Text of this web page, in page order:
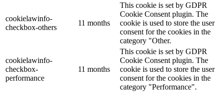
cookielawinfo-
checkbox-others
11 months
This cookie is set by GDPR
Cookie Consent plugin. The
cookie is used to store the user
consent for the cookies in the
category "Other.
cookielawinfo-
checkbox-
performance
11 months
This cookie is set by GDPR
Cookie Consent plugin. The
cookie is used to store the user
consent for the cookies in the
category "Performance".